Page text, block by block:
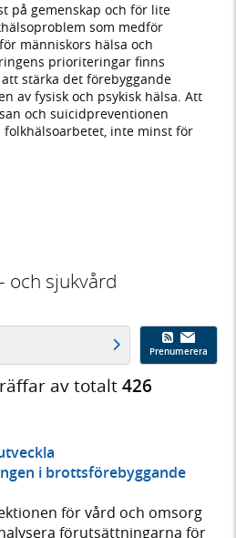
på gemenskap och för lite
som medför
människors hälsa och
prioriteringar finns
stärka det förebyggande
av fysisk och psykisk hälsa. Att
och suicidpreventionen
inte minst för
och sjukvård
Prenumerera
av totalt426
i brottsförebyggande
för vård och omsorg
förutsättningarna för